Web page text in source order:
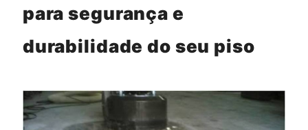
para segurança e
durabilidade do seu piso